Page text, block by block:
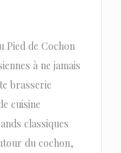
Pied de Cochon
à ne jamais
brasserie
cuisine
classiques
du cochon,